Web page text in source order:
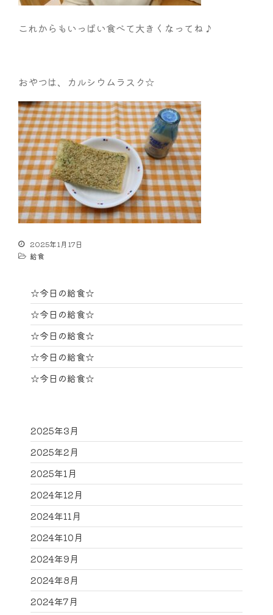
これからもいっぱい食べて大きくなってね♪
おやつは、カルシウムラスク☆
2025年1月17日
給食
☆今日の給食☆
☆今日の給食☆
☆今日の給食☆
☆今日の給食☆
☆今日の給食☆
2025年3月
2025年2月
2025年1月
2024年12月
2024年11月
2024年10月
2024年9月
2024年8月
2024年7月